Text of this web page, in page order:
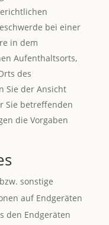
bei einer
in dem
Aufenthaltsorts,
des
Sie der Ansicht
Sie betreffenden
die Vorgaben
sonstige
auf Endgeräten
den Endgeräten